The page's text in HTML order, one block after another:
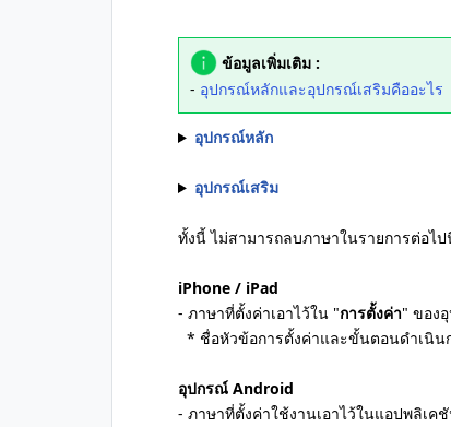
ข้อมูลเพิ่มเติม :
- อุปกรณ์หลักและอุปกรณ์เสริมคืออะไร
อุปกรณ์หลัก
อุปกรณ์เสริม
ทั้งนี้ ไม่สามารถลบภาษาในรายการต่อไ
iPhone / iPad
- ภาษาที่ตั้งค่าเอาไว้ใน "การตั้งค่า" ของ
* ชื่อหัวข้อการตั้งค่าและขั้นตอนดำเนิ
อุปกรณ์ Android
- ภาษาที่ตั้งค่าใช้งานเอาไว้ในแอปพลิเค